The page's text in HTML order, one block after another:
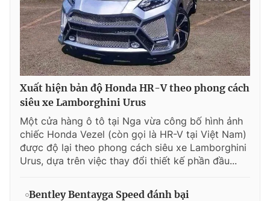
Xuất hiện bản độ Honda HR-V theo phong cách
siêu xe Lamborghini Urus
Một cửa hàng ô tô tại Nga vừa công bố hình ảnh
chiếc Honda Vezel (còn gọi là HR-V tại Việt Nam)
được độ lại theo phong cách siêu xe Lamborghini
Urus, dựa trên việc thay đổi thiết kế phần đầu...
Bentley Bentayga Speed đánh bại